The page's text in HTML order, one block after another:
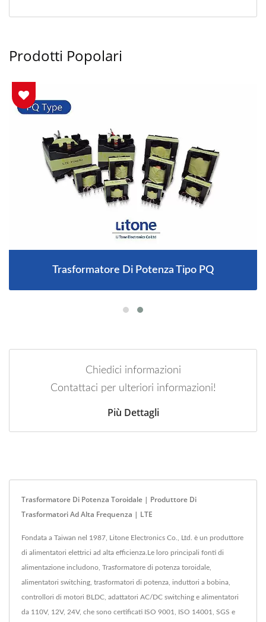
Prodotti Popolari
Trasformatore Di Potenza Tipo PQ
Chiedici informazioni
Contattaci per ulteriori informazioni!
Più Dettagli
Trasformatore Di Potenza Toroidale | Produttore Di
Trasformatori Ad Alta Frequenza | LTE
Fondata a Taiwan nel 1987, Litone Electronics Co., Ltd. è un produttore
di alimentatori elettrici ad alta efficienza.Le loro principali fonti di
alimentazione includono, Trasformatore di potenza toroidale,
alimentatori switching, trasformatori di potenza, induttori a bobina,
controllori di motori BLDC, adattatori AC/DC switching e alimentatori
da 110V, 12V, 24V, che sono certificati ISO 9001, ISO 14001, SGS e